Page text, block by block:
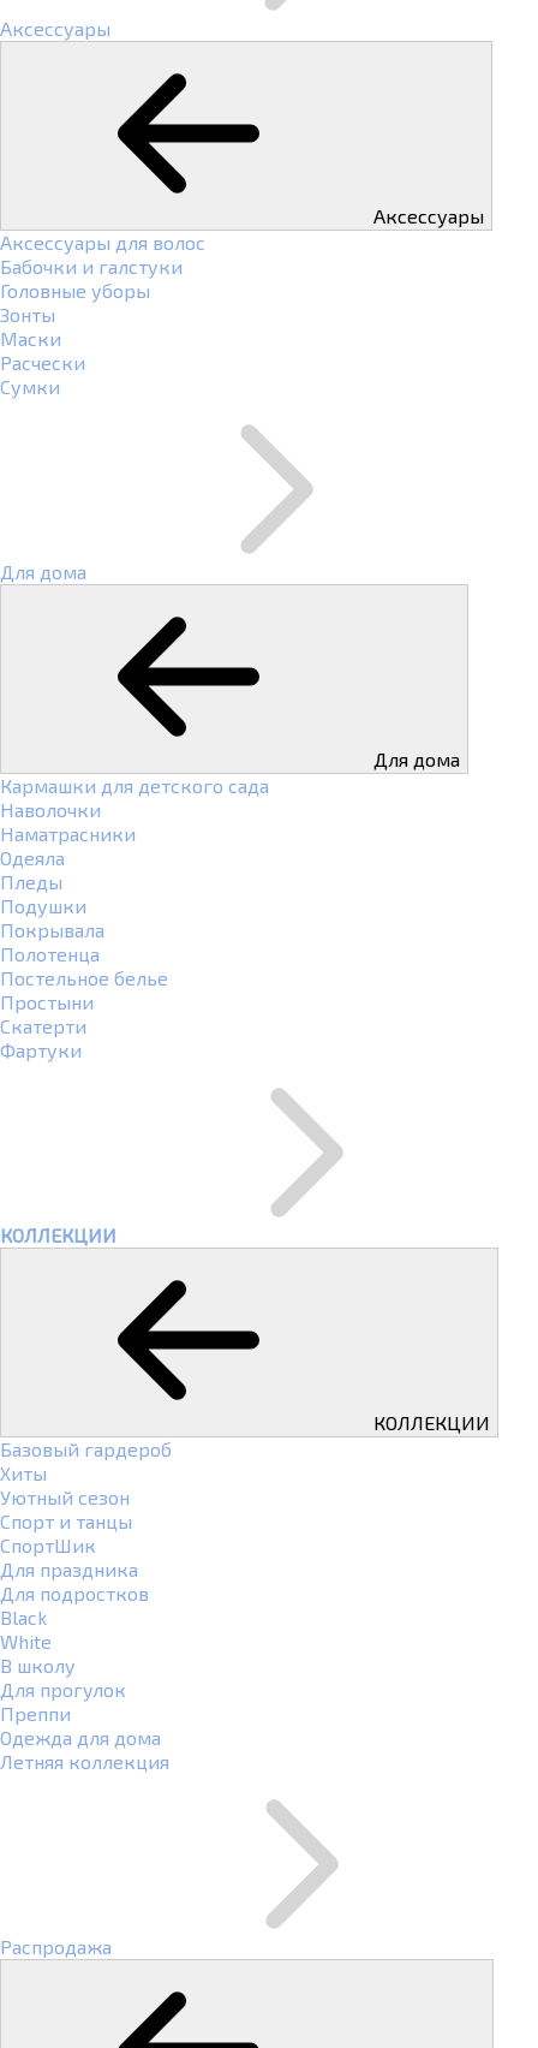
Аксессуары
Аксессуары
Аксессуары для волос
Бабочки и галстуки
Головные уборы
Зонты
Маски
Расчески
Сумки
Для дома
Для дома
Кармашки для детского сада
Наволочки
Наматрасники
Одеяла
Пледы
Подушки
Покрывала
Полотенца
Постельное белье
Простыни
Скатерти
Фартуки
КОЛЛЕКЦИИ
КОЛЛЕКЦИИ
Базовый гардероб
Хиты
Уютный сезон
Спорт и танцы
СпортШик
Для праздника
Для подростков
Black
White
В школу
Для прогулок
Преппи
Одежда для дома
Летняя коллекция
Распродажа